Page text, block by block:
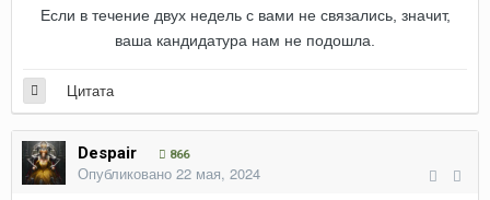
Если в течение двух недель с вами не связались, значит,
ваша кандидатура нам не подошла.
Цитата
Despair 866
Опубликовано 22 мая, 2024